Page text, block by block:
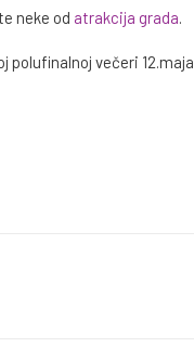
neke od atrakcija grada
večeri 12.maja.